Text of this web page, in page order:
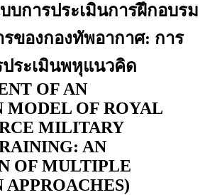
การประเมินการฝึกอบรม
ของกองทัพอากาศ: การ
ระเมินพหุแนวคิด
OF AN
MODEL OF ROYAL
MILITARY
AN
OF MULTIPLE